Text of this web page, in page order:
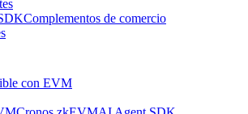
Complementos de comercio
con EVM